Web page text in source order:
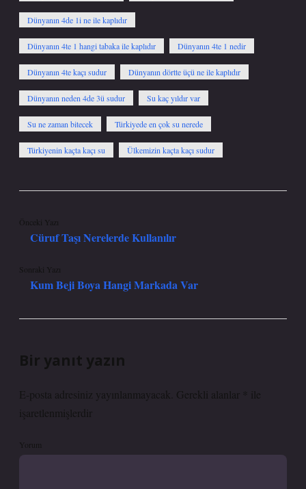
Dünyanın 4de 1i ne ile kaplıdır
Dünyanın 4te 1 hangi tabaka ile kaplıdır Dünyanın 4te 1 nedir
Dünyanın 4te kaçı sudur Dünyanın dörtte üçü ne ile kaplıdır
Dünyanın neden 4de 3ü sudur Su kaç yıldır var
Su ne zaman bitecek Türkiyede en çok su nerede
Türkiyenin kaçta kaçı su Ülkemizin kaçta kaçı sudur
Önceki Yazı
Cüruf Taşı Nerelerde Kullanılır
Sonraki Yazı
Kum Beji Boya Hangi Markada Var
Bir yanıt yazın
E-posta adresiniz yayınlanmayacak. Gerekli alanlar
ile
işaretlenmişlerdir
Yorum